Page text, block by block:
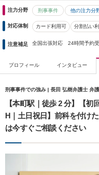
注力分野 刑事事件 他の注力分
対応体制 カード利用可 分割払い
注意補足 全国出張対応 24時間予約
プロフィール インタビュー
刑事事件での強み | 長田 弘樹弁護士 弁
【本町駅｜徒歩 2 分】【
H｜土日祝日】前科を付け
は今すぐご相談ください